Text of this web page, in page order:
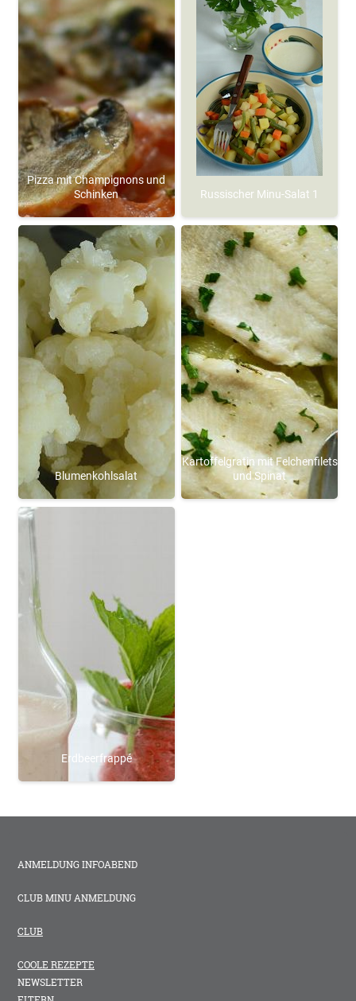
Pizza mit Champignons und
Schinken
Russischer Minu-Salat 1
Blumenkohlsalat
Kartoffelgratin mit Felchenfilets
und Spinat
Erdbeerfrappé
ANMELDUNG INFOABEND
CLUB MINU ANMELDUNG
CLUB
COOLE REZEPTE
NEWSLETTER